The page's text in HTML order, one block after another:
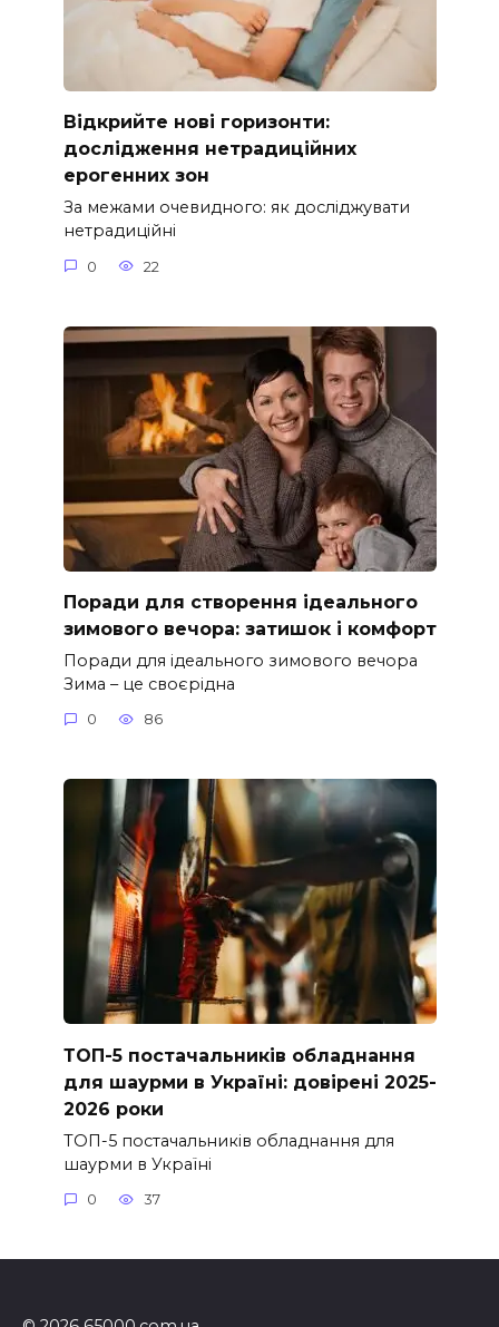
Відкрийте нові горизонти:
дослідження нетрадиційних
ерогенних зон
За межами очевидного: як досліджувати
нетрадиційні
0 22
Поради для створення ідеального
зимового вечора: затишок і комфорт
Поради для ідеального зимового вечора
Зима – це своєрідна
0 86
ТОП-5 постачальників обладнання
для шаурми в Україні: довірені 2025-
2026 роки
ТОП-5 постачальників обладнання для
шаурми в Україні
0 37